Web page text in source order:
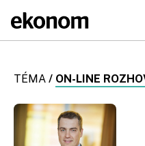
TÉMA / ON-LINE